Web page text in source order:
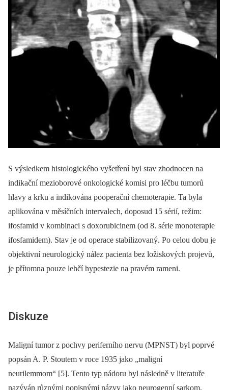
S výsledkem histologického vyšetření byl stav zhodnocen na
indikační mezioborové onkologické komisi pro léčbu tumorů
hlavy a krku a indikována pooperační chemoterapie. Ta byla
aplikována v měsíčních intervalech, doposud 15 sérií, režim:
ifosfamid v kombinaci s doxorubicinem (od 8. série monoterapie
ifosfamidem). Stav je od operace stabilizovaný. Po celou dobu je
objektivní neurologický nález pacienta bez ložiskových projevů,
je přítomna pouze lehčí hypestezie na pravém rameni.
Diskuze
Maligní tumor z pochvy periferního nervu (MPNST) byl poprvé
popsán A. P. Stoutem v roce 1935 jako „maligní
neurilemmom“ [5]. Tento typ nádoru byl následně v literatuře
nazýván různými popisnými názvy jako neurogenní sarkom,